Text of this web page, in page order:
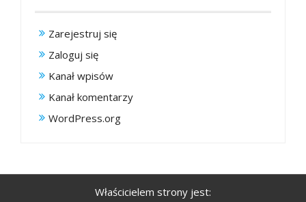
Zarejestruj się
Zaloguj się
Kanał wpisów
Kanał komentarzy
WordPress.org
Właścicielem strony jest: